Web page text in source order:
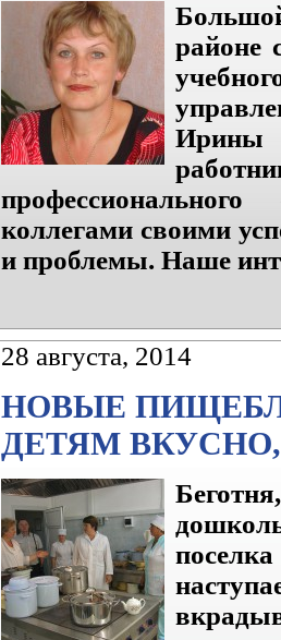
районе
Ирины
коллегами своими
и проблемы. Наше
28 августа, 2014
НОВЫЕ
ДЕТЯМ